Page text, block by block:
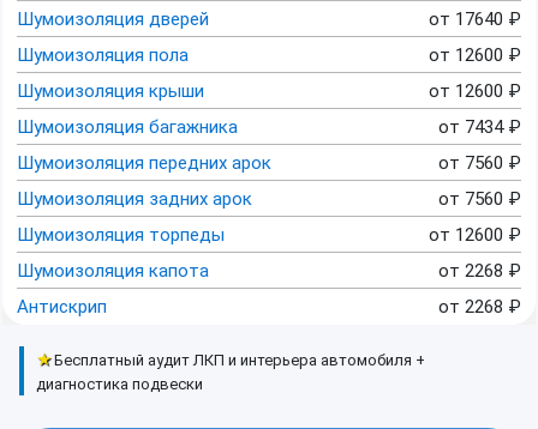
Шумоизоляция дверей
от 17640 ₽
Шумоизоляция пола
от 12600 ₽
Шумоизоляция крыши
от 12600 ₽
Шумоизоляция багажника
от 7434 ₽
Шумоизоляция передних арок
от 7560 ₽
Шумоизоляция задних арок
от 7560 ₽
Шумоизоляция торпеды
от 12600 ₽
Шумоизоляция капота
от 2268 ₽
Антискрип
от 2268 ₽
★Бесплатный аудит ЛКП и интерьера автомобиля +
диагностика подвески